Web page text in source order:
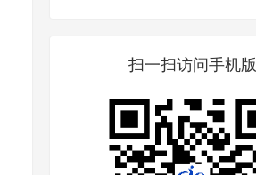
扫一扫访问手机版